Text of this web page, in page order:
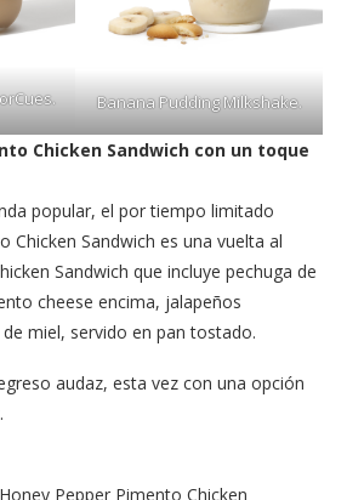
Banana Pudding Milkshake.
Chicken Sandwich con un toque
popular, el por tiempo limitado
Chicken Sandwich es una vuelta al
Sandwich que incluye pechuga de
cheese encima, jalapeños
miel, servido en pan tostado.
audaz, esta vez con una opción
Pepper Pimento Chicken